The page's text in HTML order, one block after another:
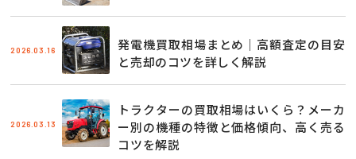
2026.03.16
発電機買取相場まとめ｜高額査定の目安
と売却のコツを詳しく解説
2026.03.13
トラクターの買取相場はいくら？メーカ
ー別の機種の特徴と価格傾向、高く売る
コツを解説